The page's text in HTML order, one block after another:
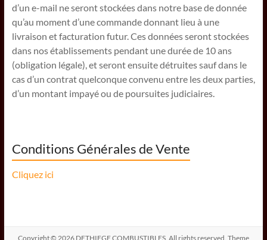
d’un e-mail ne seront stockées dans notre base de donnée
qu’au moment d’une commande donnant lieu à une
livraison et facturation futur. Ces données seront stockées
dans nos établissements pendant une durée de 10 ans
(obligation légale), et seront ensuite détruites sauf dans le
cas d’un contrat quelconque convenu entre les deux parties,
d’un montant impayé ou de poursuites judiciaires.
Conditions Générales de Vente
Cliquez ici
Copyright © 2026 DETHIEGE COMBUSTIBLES. All rights reserved. Theme